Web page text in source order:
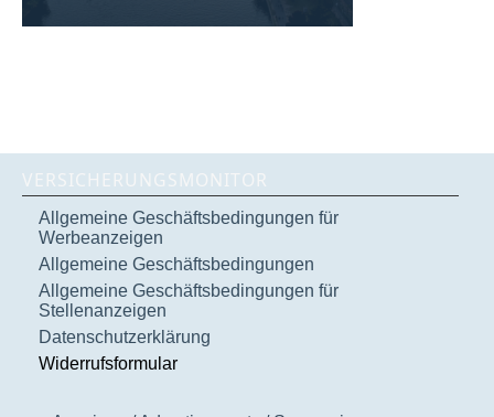
VERSICHERUNGSMONITOR
Allgemeine Geschäftsbedingungen für
Werbeanzeigen
Allgemeine Geschäftsbedingungen
Allgemeine Geschäftsbedingungen für
Stellenanzeigen
Datenschutzerklärung
Widerrufsformular